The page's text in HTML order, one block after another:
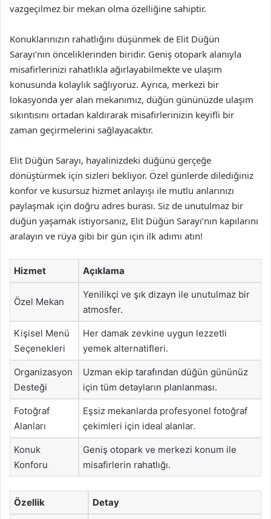
vazgeçilmez bir mekan olma özelliğine sahiptir.
Konuklarınızın rahatlığını düşünmek de Elit Düğün
Sarayı’nın önceliklerinden biridir. Geniş otopark alanıyla
misafirlerinizi rahatlıkla ağırlayabilmekte ve ulaşım
konusunda kolaylık sağlıyoruz. Ayrıca, merkezi bir
lokasyonda yer alan mekanımız, düğün gününüzde ulaşım
sıkıntısını ortadan kaldırarak misafirlerinizin keyifli bir
zaman geçirmelerini sağlayacaktır.
Elit Düğün Sarayı, hayalinizdeki düğünü gerçeğe
dönüştürmek için sizleri bekliyor. Özel günlerde dilediğiniz
konfor ve kusursuz hizmet anlayışı ile mutlu anlarınızı
paylaşmak için doğru adres burası. Siz de unutulmaz bir
düğün yaşamak istiyorsanız, Elit Düğün Sarayı’nın kapılarını
aralayın ve rüya gibi bir gün için ilk adımı atın!
Hizmet Açıklama
Özel Mekan
Yenilikçi ve şık dizayn ile unutulmaz bir
atmosfer.
Kişisel Menü
Seçenekleri
Her damak zevkine uygun lezzetli
yemek alternatifleri.
Organizasyon
Desteği
Uzman ekip tarafından düğün gününüz
için tüm detayların planlanması.
Fotoğraf
Alanları
Eşsiz mekanlarda profesyonel fotoğraf
çekimleri için ideal alanlar.
Konuk
Konforu
Geniş otopark ve merkezi konum ile
misafirlerin rahatlığı.
Özellik Detay